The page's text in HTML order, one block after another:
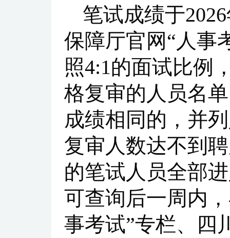
笔试成绩于
保障厅官网“人事
照4:1的面试比例
格复审的人员名
成绩相同的，并
复审人数达不到
的笔试人员全部
可查询后一周内
事考试”专栏、四